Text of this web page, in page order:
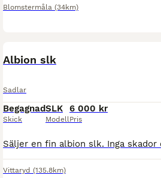
Blomstermåla (34km)
Albion slk
Sadlar
Begagnad
Skick
SLK
Modell
6 000 kr
Pris
Vittaryd (135.8km)